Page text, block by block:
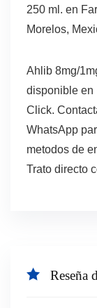
250 ml. en
Morelos,
Ahlib 8mg/
disponible en
Click.
WhatsApp
metodos de
Trato directo
Reseña